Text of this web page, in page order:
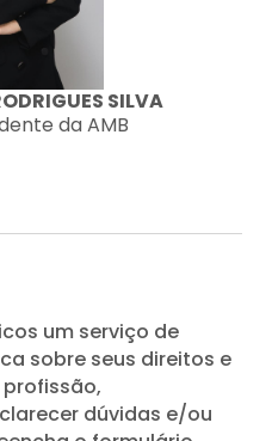
SILVA
da AMB
um serviço de
sobre seus direitos e
dúvidas e/ou